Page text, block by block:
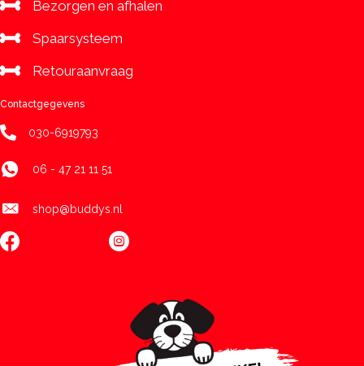
Bezorgen en afhalen
Spaarsysteem
Retouraanvraag
Contactgegevens
030-6919793
06 - 47 21 11 51
shop@buddys.nl